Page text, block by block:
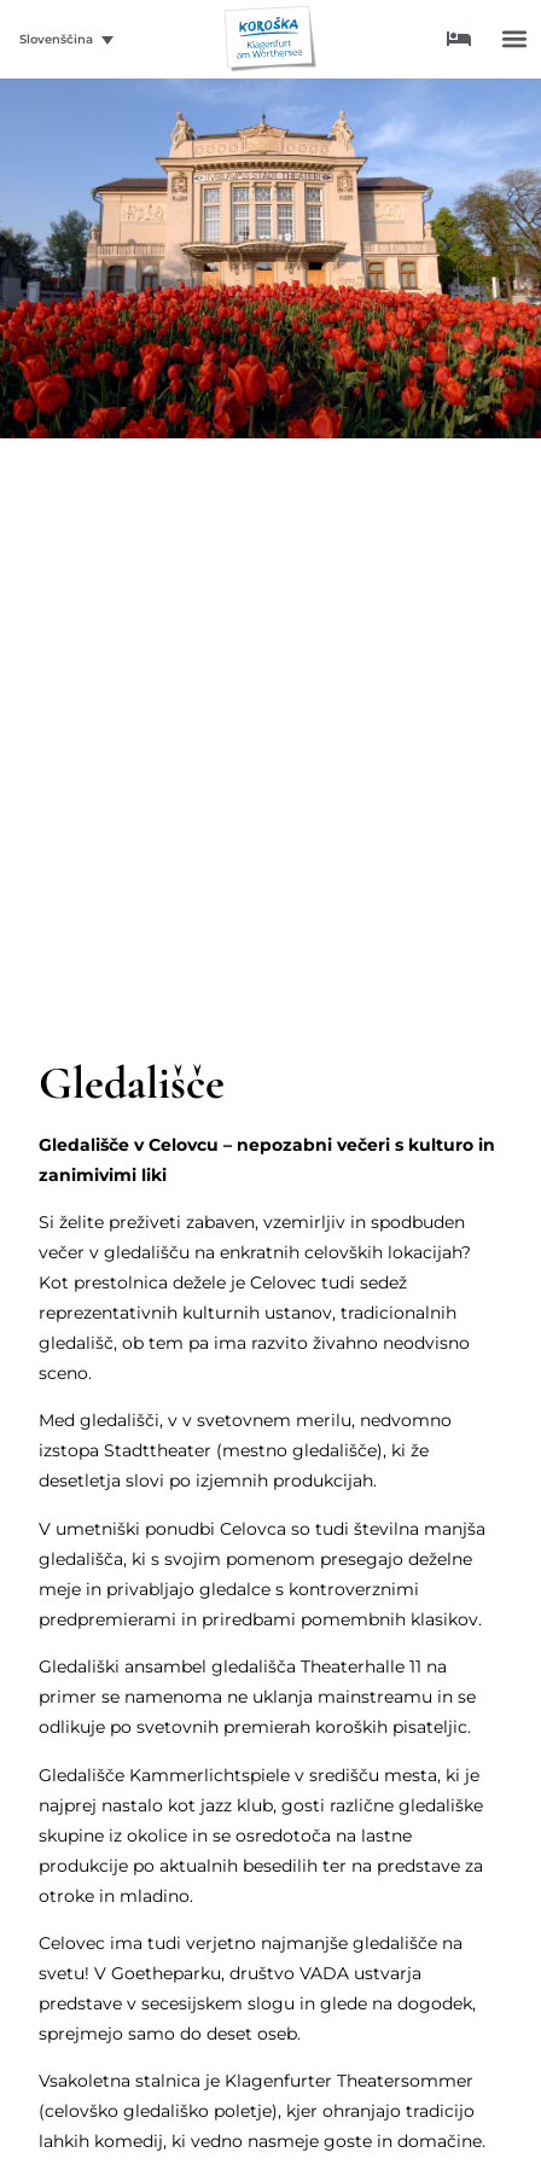
Slovenščina
Gledališče
Gledališče v Celovcu – nepozabni večeri s kulturo in
zanimivimi liki
Si želite preživeti zabaven, vzemirljiv in spodbuden
večer v gledališču na enkratnih celovških lokacijah?
Kot prestolnica dežele je Celovec tudi sedež
reprezentativnih kulturnih ustanov, tradicionalnih
gledališč, ob tem pa ima razvito živahno neodvisno
sceno.
Med gledališči, v v svetovnem merilu, nedvomno
izstopa Stadttheater (mestno gledališče), ki že
desetletja slovi po izjemnih produkcijah.
V umetniški ponudbi Celovca so tudi številna manjša
gledališča, ki s svojim pomenom presegajo deželne
meje in privabljajo gledalce s kontroverznimi
predpremierami in priredbami pomembnih klasikov.
Gledališki ansambel gledališča Theaterhalle 11 na
primer se namenoma ne uklanja mainstreamu in se
odlikuje po svetovnih premierah koroških pisateljic.
Gledališče Kammerlichtspiele v središču mesta, ki je
najprej nastalo kot jazz klub, gosti različne gledališke
skupine iz okolice in se osredotoča na lastne
produkcije po aktualnih besedilih ter na predstave za
otroke in mladino.
Celovec ima tudi verjetno najmanjše gledališče na
svetu! V Goetheparku, društvo VADA ustvarja
predstave v secesijskem slogu in glede na dogodek,
sprejmejo samo do deset oseb.
Vsakoletna stalnica je Klagenfurter Theatersommer
(celovško gledališko poletje), kjer ohranjajo tradicijo
lahkih komedij, ki vedno nasmeje goste in domačine.